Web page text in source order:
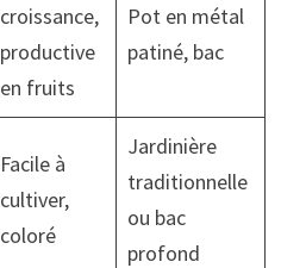
croissance,
productive
en fruits
Pot en métal
patiné, bac
Facile à
cultiver,
coloré
Jardinière
traditionnelle
ou bac
profond